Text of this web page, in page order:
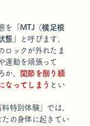
を 「MTJ（横足根
態」
と呼びます。
ロックが外れたま
運動を頑張って
か、 関節を削り続
なってしまう とい
特別体験」では、
の身体に起きてい